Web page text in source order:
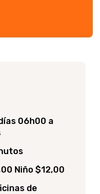
06h00 a
Niño $12,00
de